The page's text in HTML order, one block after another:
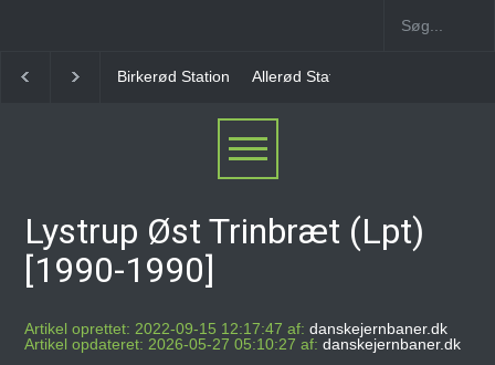
Allerød Station Favrholm Station
Lystrup Øst Trinbræt (Lpt)
[1990-1990]
Artikel oprettet: 2022-09-15 12:17:47 af: danskejernbaner.dk
Artikel opdateret: 2026-05-27 05:10:27 af: danskejernbaner.dk